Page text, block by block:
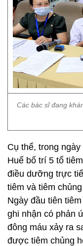
Các bác sĩ đang
Cụ thể, trong
Huế bố trí 5 tổ
điều dưỡng trực
tiêm và tiêm
Ngày đầu tiên
ghi nhận có phản
đông máu xảy ra
được tiêm chủng